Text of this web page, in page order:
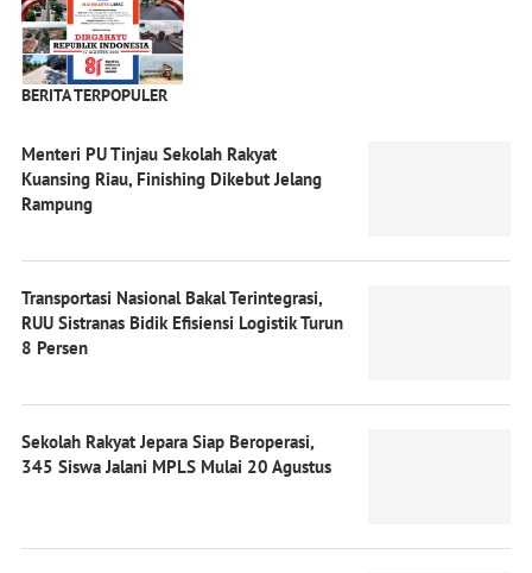
BERITA TERPOPULER
Menteri PU Tinjau Sekolah Rakyat
Kuansing Riau, Finishing Dikebut Jelang
Rampung
Transportasi Nasional Bakal Terintegrasi,
RUU Sistranas Bidik Efisiensi Logistik Turun
8 Persen
Sekolah Rakyat Jepara Siap Beroperasi,
345 Siswa Jalani MPLS Mulai 20 Agustus